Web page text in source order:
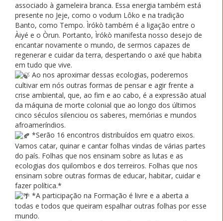
associado à gameleira branca. Essa energia também está
presente no Jeje, como o vodum Lôko e na tradição
Banto, como Tempo. Ìrókò também é a ligação entre o
Àiyé e o Òrun. Portanto, Ìrókò manifesta nosso desejo de
encantar novamente o mundo, de sermos capazes de
regenerar e cuidar da terra, despertando o axé que habita
em tudo que vive.
Ao nos aproximar dessas ecologias, poderemos
cultivar em nós outras formas de pensar e agir frente a
crise ambiental, que, ao fim e ao cabo, é a expressão atual
da máquina de morte colonial que ao longo dos últimos
cinco séculos silenciou os saberes, memórias e mundos
afroameríndios.
*Serão 16 encontros distribuídos em quatro eixos.
Vamos catar, quinar e cantar folhas vindas de várias partes
do país. Folhas que nos ensinam sobre as lutas e as
ecologias dos quilombos e dos terreiros. Folhas que nos
ensinam sobre outras formas de educar, habitar, cuidar e
fazer política.*
*A participação na Formação é livre e a aberta a
todas e todos que queiram espalhar outras folhas por esse
mundo.